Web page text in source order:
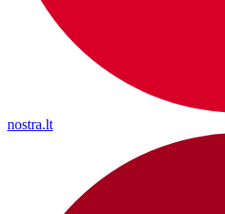
nostra.lt